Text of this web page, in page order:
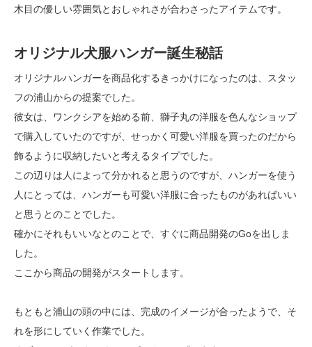
木目の優しい雰囲気とおしゃれさが合わさったアイテムです。
オリジナル犬服ハンガー誕生秘話
オリジナルハンガーを商品化するきっかけになったのは、スタッ
フの浦山からの提案でした。
彼女は、ワンクシアを始める前、獅子丸の洋服を色んなショップ
で購入していたのですが、せっかく可愛い洋服を買ったのだから
飾るように収納したいと考えるタイプでした。
この辺りは人によって分かれると思うのですが、ハンガーを使う
人にとっては、ハンガーも可愛い洋服に合ったものがあればいい
と思うとのことでした。
確かにそれもいいなとのことで、すぐに商品開発のGoを出しま
した。
ここから商品の開発がスタートします。
もともと浦山の頭の中には、完成のイメージが合ったようで、そ
れを形にしていく作業でした。